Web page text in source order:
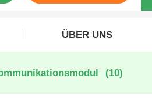
ÜBER UNS
(10)